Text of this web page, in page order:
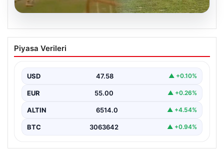
Olmaz denen oldu! Maç sırasında
yıldırım çarptı: O futbolcu hayatını
Piyasa Verileri
USD 47.58 ▲ +0.10%
EUR 55.00 ▲ +0.26%
ALTIN 6514.0 ▲ +4.54%
BTC 3063642 ▲ +0.94%